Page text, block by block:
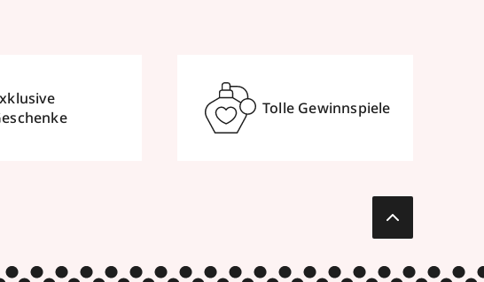
Tolle Gewinnspiele